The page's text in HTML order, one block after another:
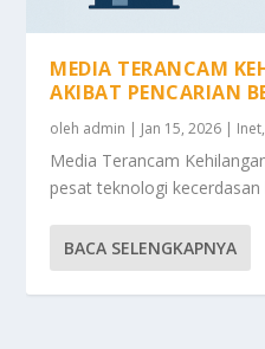
MEDIA TERANCAM
AKIBAT PENCARIAN
oleh admin | Jan 15, 2026 | Inet,
Media Terancam
pesat teknologi kecerdasan
BACA SELENGKAPNYA